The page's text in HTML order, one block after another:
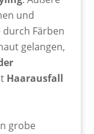
und
durch Färben
gelangen,
Haarausfall
grobe